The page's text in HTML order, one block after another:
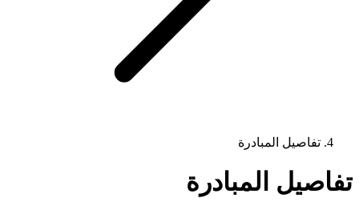
تفاصيل المبادرة
تفاصيل المبادرة